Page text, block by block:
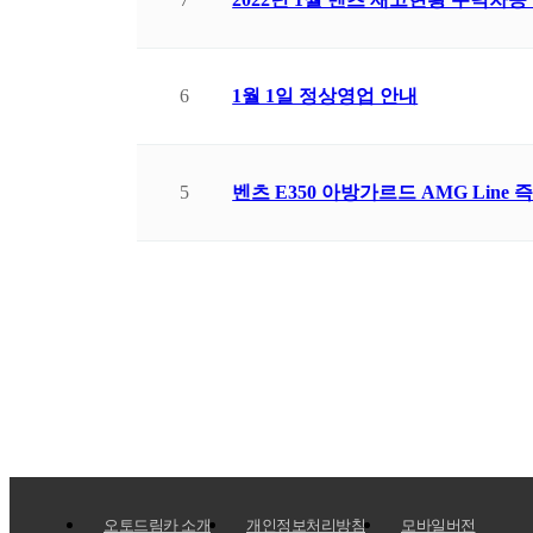
6 1월 1일 정상영업 안내
5 벤츠 E350 아방가르드 AMG Line
오토드림카 소개 개인정보처리방침 모바일버전